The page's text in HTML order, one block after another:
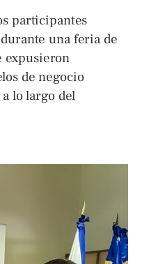
participantes
una feria de
expusieron
de negocio
lo largo del